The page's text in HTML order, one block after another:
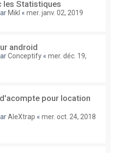
les Statistiques
Mikl « mer. janv. 02, 2019
android
Conceptify « mer. déc. 19,
pour location
AleXtrap « mer. oct. 24, 2018